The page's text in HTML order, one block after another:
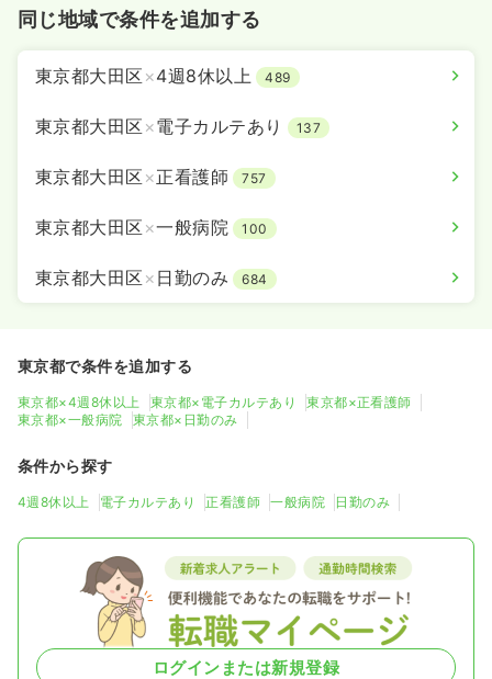
同じ地域で条件を追加する
東京都大田区 ×4週8休以上 489
東京都大田区 ×電子カルテあり 137
東京都大田区 ×正看護師 757
東京都大田区 ×一般病院 100
東京都大田区 × 日勤のみ 684
東京都で条件を追加する
東京都×4週8休以上 東京都×電子カルテあり
東京都×正看護師
東京都×一般病院
東京都×日勤のみ
条件から探す
4週8休以上 電子カルテあり 正看護師 一般病院 日勤のみ
ログインまたは新規登録